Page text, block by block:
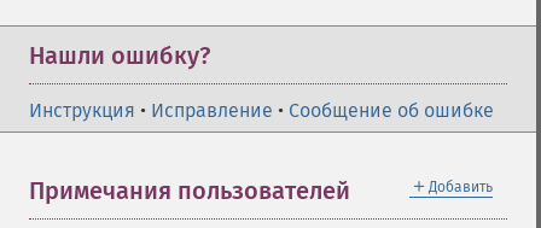
Нашли ошибку?
Инструкция • Исправление • Сообщение об ошибке
＋ Добавить
Примечания пользователей